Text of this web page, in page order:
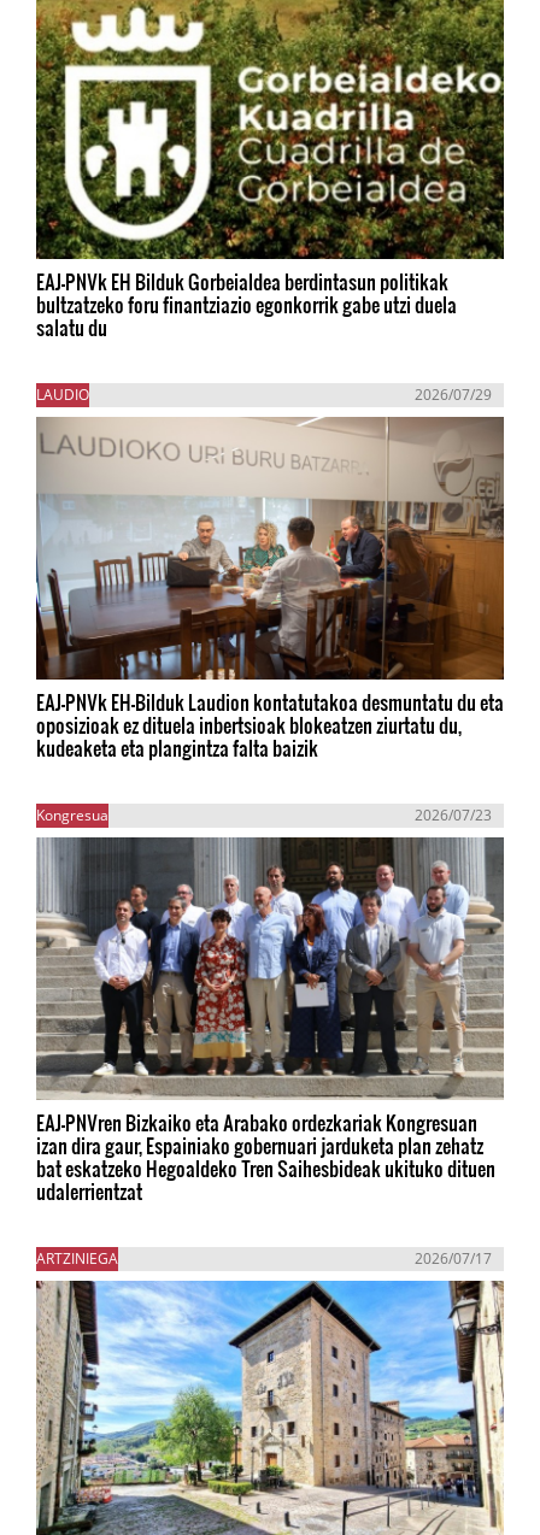
EAJ-PNVk EH Bilduk Gorbeialdea berdintasun politikak
bultzatzeko foru finantziazio egonkorrik gabe utzi duela
salatu du
LAUDIO 2026/07/29
EAJ-PNVk EH-Bilduk Laudion kontatutakoa desmuntatu du eta
oposizioak ez dituela inbertsioak blokeatzen ziurtatu du,
kudeaketa eta plangintza falta baizik
Kongresua 2026/07/23
EAJ-PNVren Bizkaiko eta Arabako ordezkariak Kongresuan
izan dira gaur, Espainiako gobernuari jarduketa plan zehatz
bat eskatzeko Hegoaldeko Tren Saihesbideak ukituko dituen
udalerrientzat
ARTZINIEGA 2026/07/17